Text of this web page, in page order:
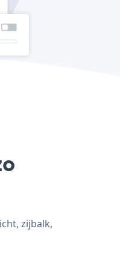
zijbalk,